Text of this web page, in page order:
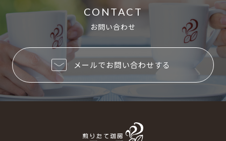
CONTACT
お問い合わせ
メールでお問い合わせする